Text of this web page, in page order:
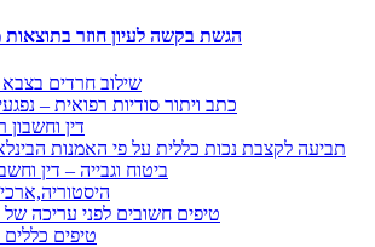
הגשת בקשה לעיון חוזר בתוצאות
שילוב חרדים
כתב ויתור סודיות רפואית – נפגעי
דין וחשבון
תביעה לקצבת נכות כללית על פי האמנות
ביטוח וגבייה – דין וחשבון
7 טיפים חשובים לפני עריכה
טיפים